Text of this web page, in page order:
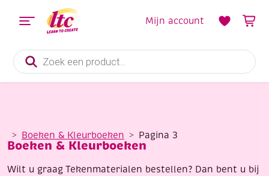
Producten
zoeken
Mijn account
Boeken & Kleurboeken Pagina 3
Boeken & Kleurboeken
Wilt u graag Tekenmaterialen bestellen? Dan bent u bij